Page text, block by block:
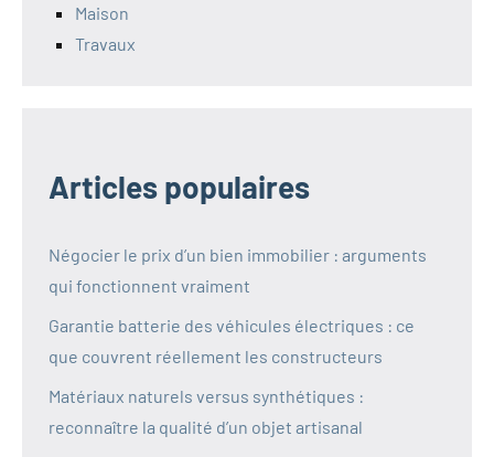
Maison
Travaux
Articles populaires
Négocier le prix d’un bien immobilier : arguments
qui fonctionnent vraiment
Garantie batterie des véhicules électriques : ce
que couvrent réellement les constructeurs
Matériaux naturels versus synthétiques :
reconnaître la qualité d’un objet artisanal